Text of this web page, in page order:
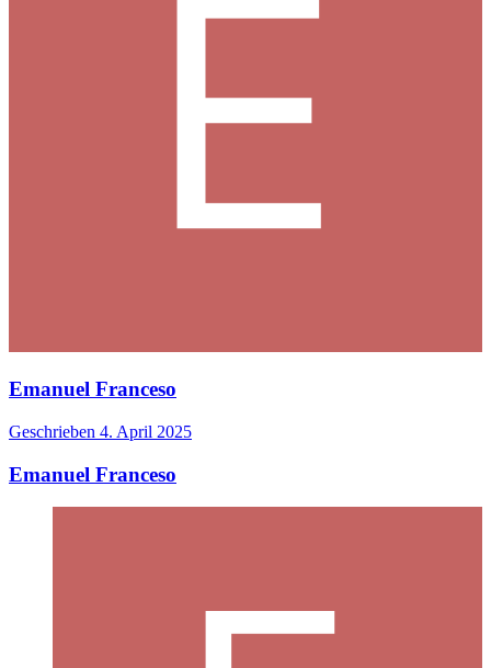
Emanuel Franceso
Geschrieben 4. April 2025
Emanuel Franceso